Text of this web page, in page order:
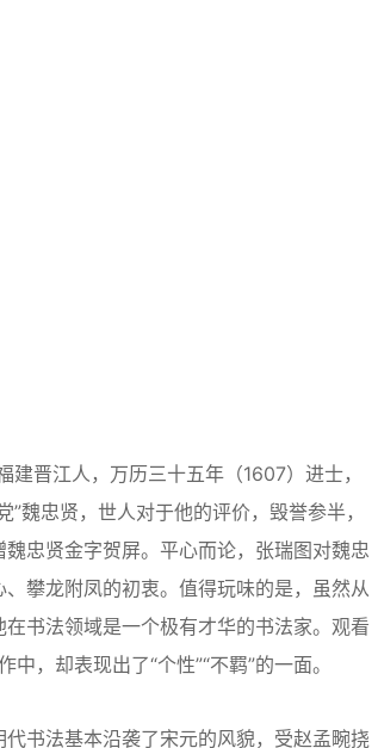
晋江人，万历三十五年（1607）进士，
魏忠贤，世人对于他的评价，毁誉参半，
忠贤金字贺屏。平心而论，张瑞图对魏忠
攀龙附凤的初衷。值得玩味的是，虽然从
书法领域是一个极有才华的书法家。观看
，却表现出了“个性”“不羁”的一面。
书法基本沿袭了宋元的风貌，受赵孟畹挠